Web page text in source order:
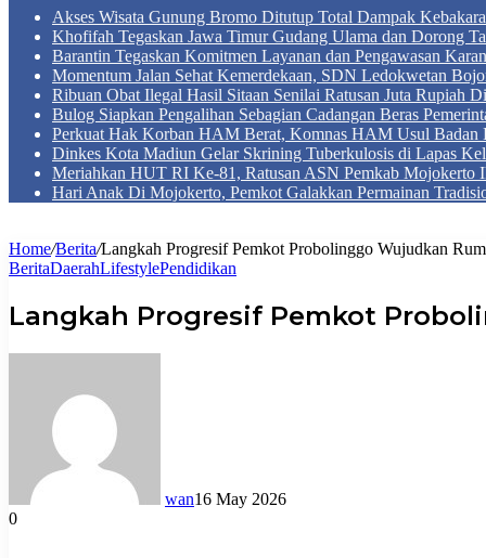
Akses Wisata Gunung Bromo Ditutup Total Dampak
Khofifah Tegaskan Jawa Timur Gudang Ulama dan Dorong
Barantin Tegaskan Komitmen Layanan dan Pengawasan
Momentum Jalan Sehat Kemerdekaan, SDN Ledokwetan
Ribuan Obat Ilegal Hasil Sitaan Senilai Ratusan Juta Rupiah
Bulog Siapkan Pengalihan Sebagian Cadangan Beras
Perkuat Hak Korban HAM Berat, Komnas HAM Usul Badan
Dinkes Kota Madiun Gelar Skrining Tuberkulosis di Lapas
Meriahkan HUT RI Ke-81, Ratusan ASN Pemkab Mojokerto
Hari Anak Di Mojokerto, Pemkot Galakkan Permainan
Home/Berita/Langkah Progresif Pemkot Probolinggo Wujudkan
BeritaDaerahLifestylePendidikan
Langkah Progresif Pemkot
wan16 May 2026
0